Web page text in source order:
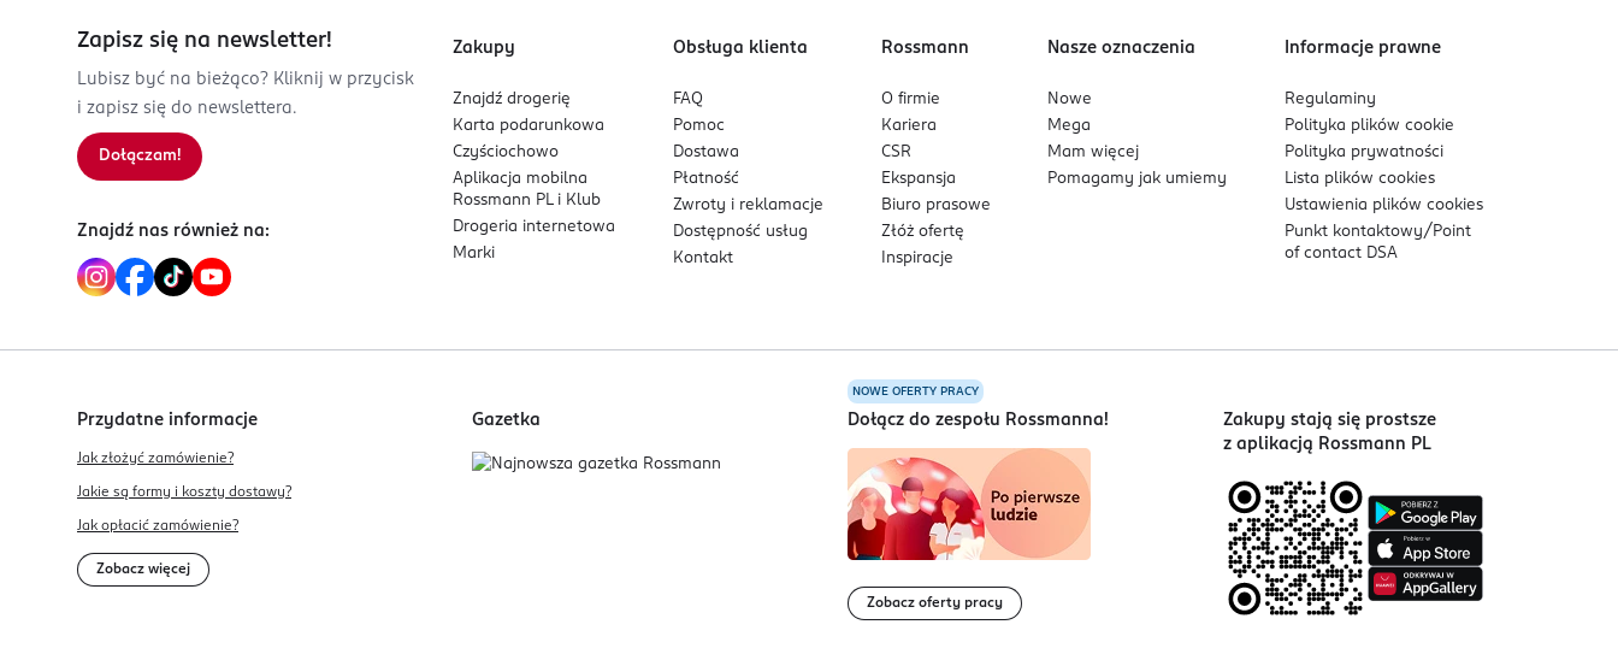
Zapisz się na newsletter!
Lubisz być na bieżąco? Kliknij w przycisk
i zapisz się do newslettera.
Dołączam!
Znajdź nas również na:
Zakupy
Znajdź drogerię
Karta podarunkowa
Czyściochowo
Aplikacja mobilna
Rossmann PL i Klub
Drogeria internetowa
Marki
Obsługa klienta
FAQ
Pomoc
Dostawa
Płatność
Zwroty i reklamacje
Dostępność usług
Kontakt
Rossmann
O firmie
Kariera
CSR
Ekspansja
Biuro prasowe
Złóż ofertę
Inspiracje
Nasze oznaczenia
Nowe
Mega
Mam więcej
Pomagamy jak umiemy
Informacje prawne
Regulaminy
Polityka plikówcookie
Polityka prywatności
Lista plikówcookies
Ustawienia plikówcookies
Punkt kontaktowy/ Point
of contact DSA
Przydatne informacje
Jak złożyć zamówienie?
Jakie są formy i koszty dostawy?
Jak opłacić zamówienie?
Zobacz więcej
Gazetka
NOWE OFERTY PRACY
Dołącz do zespołu Rossmanna!
Zobacz oferty pracy
Zakupy stają się prostsze
z aplikacją Rossmann PL